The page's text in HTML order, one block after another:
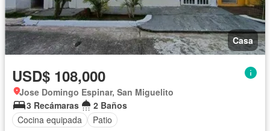
Casa
USD$ 108,000
Jose Domingo Espinar, San Miguelito
3 Recámaras
2 Baños
Cocina equipada
Patio